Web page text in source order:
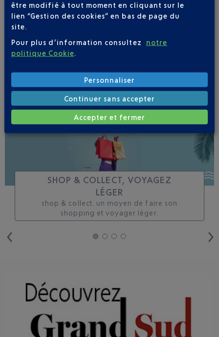
Soyez notifié(e) de
toutes les évolutions
pour ce vol
SUIVRE CE VOL
SHOP & COLLECT, VOYAGEZ
LÉGER
shop & collect. un moyen de faire son
shopping et voyager léger.
être modifié à tout moment en cliquant sur le
lien “Gestion des cookies” en bas de page du
site.
Pour plus d’information consultez
notre
politique Cookie.
Personnaliser
Continuer sans accepter
Accepter et fermer